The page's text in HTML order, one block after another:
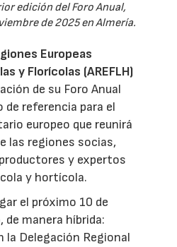
edición del Foro Anual,
de 2025 en Almería.
Europeas
y Florícolas (AREFLH)
de su Foro Anual
referencia para el
europeo que reunirá
las regiones socias,
y expertos
y hortícola.
el próximo 10 de
de manera híbrida:
la Delegación Regional